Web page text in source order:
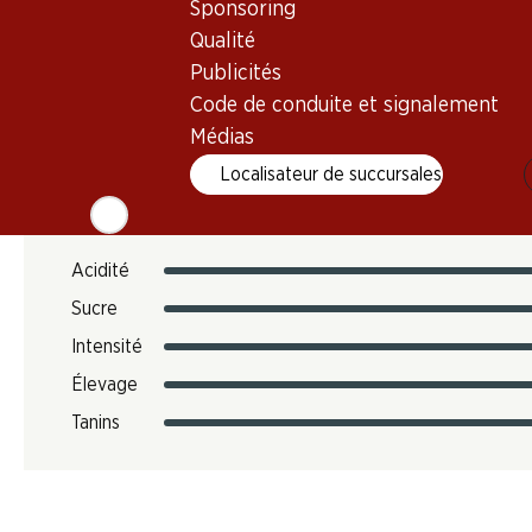
Sponsoring
Qualité
Publicités
Code de conduite et signalement
Médias
Localisateur de succursales
Acidité
Sucre
Intensité
Élevage
Tanins